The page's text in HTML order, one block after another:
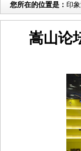
您所在的位置是： 印
嵩山论